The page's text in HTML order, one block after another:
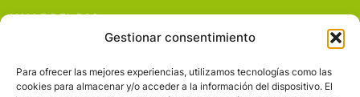
Gestionar consentimiento
Para ofrecer las mejores experiencias, utilizamos tecnologías como las
cookies para almacenar y/o acceder a la información del dispositivo. El
VALLE DEL PAS
VALLE DEL PISUEÑA
PROYECTOS
SERVICIOS